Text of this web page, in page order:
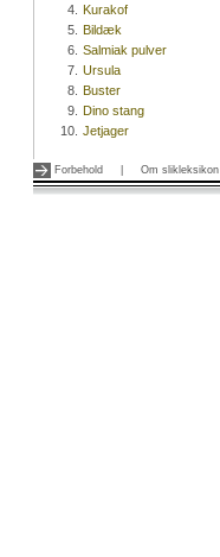
4. Kurakof
5. Bildæk
6. Salmiak pulver
7. Ursula
8. Buster
9. Dino stang
10. Jetjager
Forbehold Om slikleksikon